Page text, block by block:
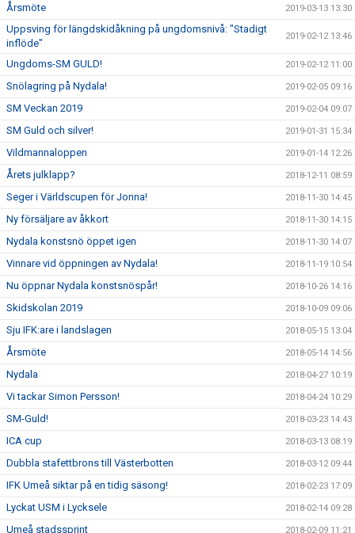
Årsmöte 2019-03-13 13:30
Uppsving för längdskidåkning på ungdomsnivå: "Stadigt
inflöde"
2019-02-12 13:46
Ungdoms-SM GULD! 2019-02-12 11:00
Snölagring på Nydala! 2019-02-05 09:16
SM Veckan 2019 2019-02-04 09:07
SM Guld och silver! 2019-01-31 15:34
Vildmannaloppen 2019-01-14 12:26
Årets julklapp? 2018-12-11 08:59
Seger i Världscupen för Jonna! 2018-11-30 14:45
Ny försäljare av åkkort 2018-11-30 14:15
Nydala konstsnö öppet igen 2018-11-30 14:07
Vinnare vid öppningen av Nydala! 2018-11-19 10:54
Nu öppnar Nydala konstsnöspår! 2018-10-26 14:16
Skidskolan 2019 2018-10-09 09:06
Sju IFK:are i landslagen 2018-05-15 13:04
Årsmöte 2018-05-14 14:56
Nydala 2018-04-27 10:19
Vi tackar Simon Persson! 2018-04-24 10:29
SM-Guld! 2018-03-23 14:43
ICA cup 2018-03-13 08:19
Dubbla stafettbrons till Västerbotten 2018-03-12 09:44
IFK Umeå siktar på en tidig säsong! 2018-02-23 17:09
Lyckat USM i Lycksele 2018-02-14 09:28
Umeå stadssprint 2018-02-09 11:21